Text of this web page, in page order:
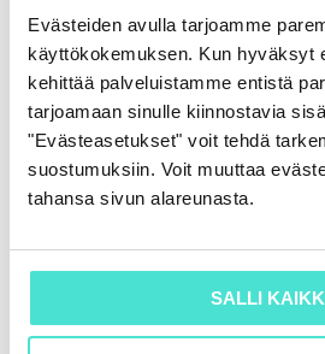
Evästeiden avulla tarjoamme
käyttökokemuksen. Kun hyväksyt
kehittää palveluistamme entistä
tarjoamaan sinulle kiinnostavia
"Evästeasetukset" voit tehdä
suostumuksiin. Voit muuttaa
tahansa sivun alareunasta.
SALLI